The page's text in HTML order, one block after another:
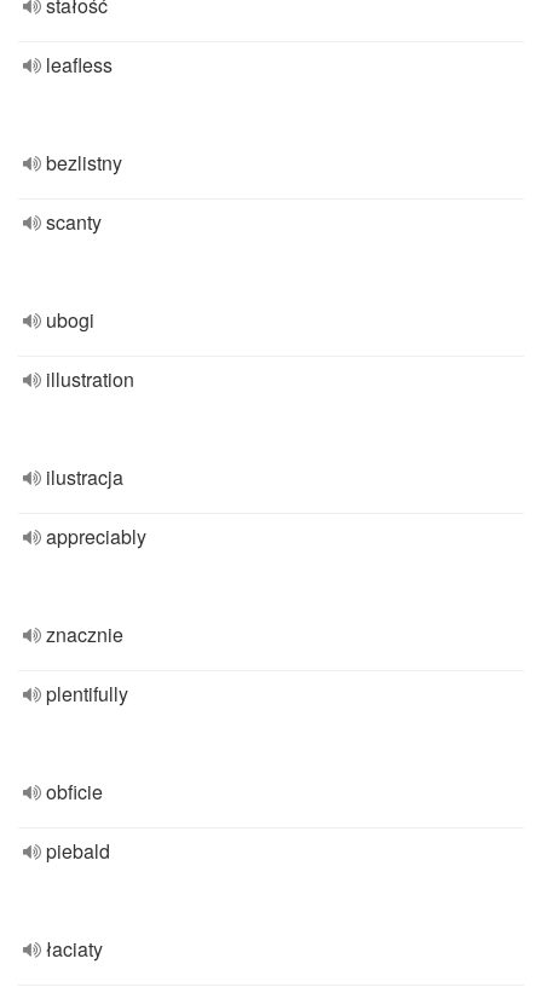
leafless
bezlistny
scanty
ubogi
illustration
ilustracja
appreciably
znacznie
plentifully
obficie
piebald
łaciaty